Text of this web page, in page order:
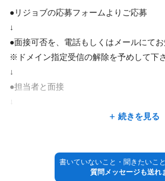
特徴
大手サロン 未経験歓迎 経験者歓迎 駅近
●リジョブの応募フォームよりご応募
↓
●面接可否を、電話もしくはメールにてお
※ドメイン指定受信の解除を予めして下さ
↓
●担当者と面接
↓
※採用方法が変更となる場合もございま
続きを見る
書いていないこと・聞きたいこと
質問メッセージも送れ